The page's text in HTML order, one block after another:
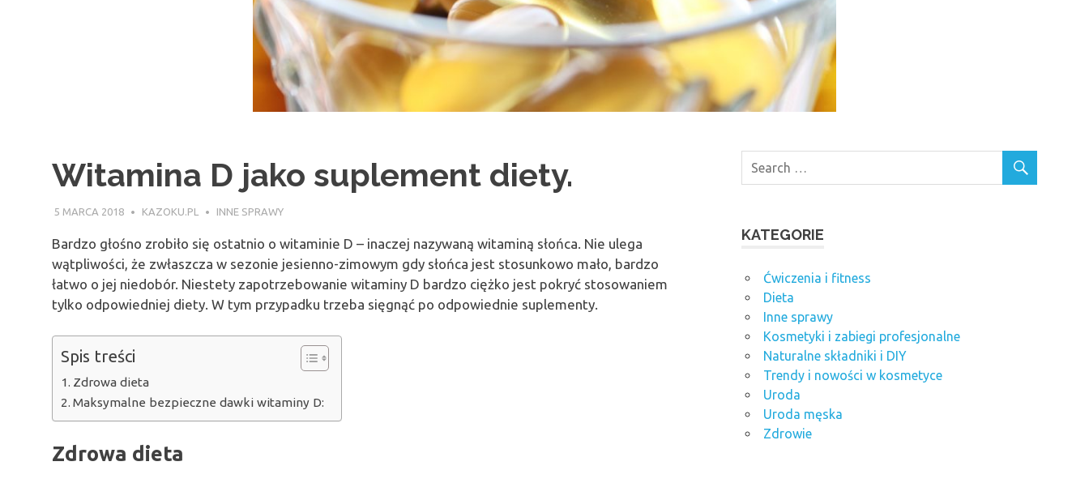
Witamina D jako suplement diety.
5 MARCA 2018 KAZOKU.PL INNE SPRAWY
Bardzo głośno zrobiło się ostatnio o witaminie D – inaczej nazywaną witaminą słońca. Nie ulega
wątpliwości, że zwłaszcza w sezonie jesienno-zimowym gdy słońca jest stosunkowo mało, bardzo
łatwo o jej niedobór. Niestety zapotrzebowanie witaminy D bardzo ciężko jest pokryć stosowaniem
tylko odpowiedniej diety. W tym przypadku trzeba sięgnąć po odpowiednie suplementy.
Spis treści
Zdrowa dieta
Maksymalne bezpieczne dawki witaminy D:
Zdrowa dieta
KATEGORIE
Ćwiczenia i fitness
Dieta
Inne sprawy
Kosmetyki i zabiegi profesjonalne
Naturalne składniki i DIY
Trendy i nowości w kosmetyce
Uroda
Uroda męska
Zdrowie